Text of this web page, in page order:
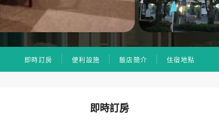
即時訂房 便利設施 飯店簡介 住宿地點
即時訂房